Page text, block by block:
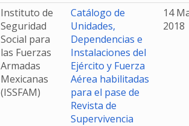
Instituto de
Seguridad
Social para
las Fuerzas
Armadas
Mexicanas
(ISSFAM)
Catálogo de
Unidades,
Dependencias e
Instalaciones del
Ejército y Fuerza
Aérea habilitadas
para el pase de
Revista de
Supervivencia
14
2018